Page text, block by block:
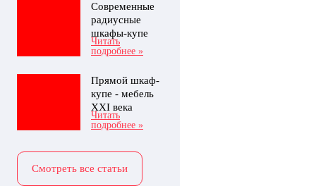
Современные
радиусные
шкафы-купе
Читать
подробнее »
Прямой шкаф-
купе - мебель
XXI века
Читать
подробнее »
Смотреть все статьи